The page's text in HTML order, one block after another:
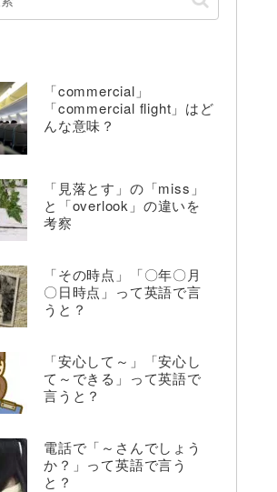
「commercial」
「commercial flight」はど
んな意味？
「見落とす」の「miss」
と「overlook」の違いを
考察
「その時点」「〇年〇月
〇日時点」って英語で言
うと？
「安心して～」「安心し
て～できる」って英語で
言うと？
電話で「～さんでしょう
か？」って英語で言う
と？